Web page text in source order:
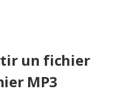
un fichier
MP3